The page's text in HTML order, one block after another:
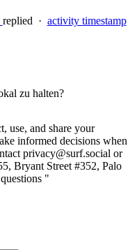
replied · activity timestamp
zu halten?
use, and share your
informed decisions when
privacy@surf.social or
Bryant Street #352, Palo
"